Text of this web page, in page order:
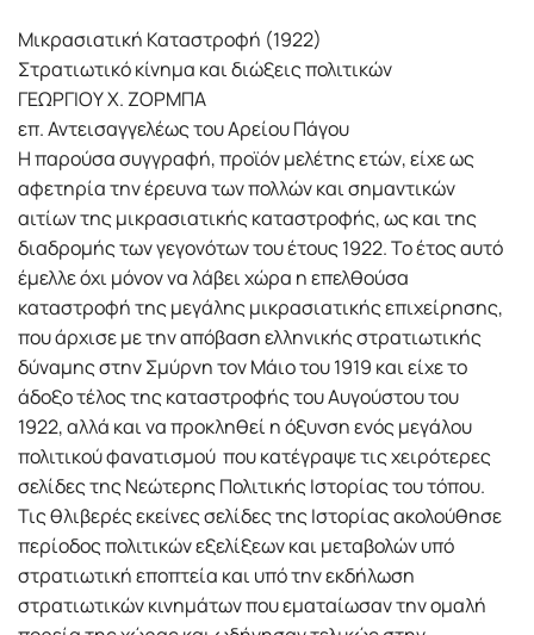
Μικρασιατική Καταστροφή (1922)
Στρατιωτικό κίνημα και διώξεις πολιτικών
ΓΕΩΡΓΙΟΥ X. ΖΟΡΜΠΑ
επ. Αντεισαγγελέως του Αρείου Πάγου
Η παρούσα συγγραφή, προϊόν µελέτης ετών, είχε ως
αφετηρία την έρευνα των πολλών και σηµαντικών
αιτίων της µικρασιατικής καταστροφής, ως και της
διαδροµής των γεγονότων του έτους 1922. Το έτος αυτό
έµελλε όχι µόνον να λάβει χώρα η επελθούσα
καταστροφή της µεγάλης µικρασιατικής επιχείρησης,
που άρχισε µε την απόβαση ελληνικής στρατιωτικής
δύναµης στην Σµύρνη τον Μάιο του 1919 και είχε το
άδοξο τέλος της καταστροφής του Αυγούστου του
1922, αλλά και να προκληθεί η όξυνση ενός µεγάλου
πολιτικού φανατισµού που κατέγραψε τις χειρότερες
σελίδες της Νεώτερης Πολιτικής Ιστορίας του τόπου.
Τις θλιβερές εκείνες σελίδες της Ιστορίας ακολούθησε
περίοδος πολιτικών εξελίξεων και µεταβολών υπό
στρατιωτική εποπτεία και υπό την εκδήλωση
στρατιωτικών κινηµάτων που εµαταίωσαν την οµαλή